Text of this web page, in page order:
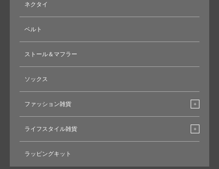
ネクタイ
ベルト
ストール＆マフラー
ソックス
ファッション雑貨
ライフスタイル雑貨
ラッピングキット